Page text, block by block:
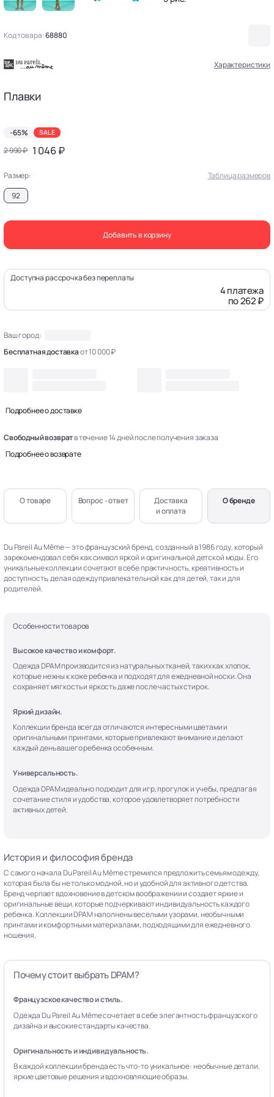
Код товара:68880
Характеристики
Плавки
-65% SALE
2 990 ₽ 1 046 ₽
Размер:
Таблица размеров
92
Добавить в корзину
Доступна рассрочка без переплаты
4 платежа
по 262 ₽
Ваш город:
Бесплатная доставкаот 10 000 ₽
Подробнее о доставке
Свободный возвратв течение 14 дней после получения заказа
Подробнее о возврате
О товаре Вопрос - ответ
Доставка
и оплата
О бренде
Du Pareil Au Même — это французский бренд, созданный в 1986 году, который
зарекомендовал себя как символ яркой и оригинальной детской моды. Его
уникальные коллекции сочетают в себе практичность, креативность и
доступность, делая одежду привлекательной как для детей, так и для
родителей.
Особенности товаров
Высокое качество и комфорт.
Одежда DPAM производится из натуральных тканей, таких как хлопок,
которые нежны к коже ребенка и подходят для ежедневной носки. Она
сохраняет мягкость и яркость даже после частых стирок.
Яркий дизайн.
Коллекции бренда всегда отличаются интересными цветами и
оригинальными принтами, которые привлекают внимание и делают
каждый день вашего ребенка особенным.
Универсальность.
Одежда DPAM идеально подходит для игр, прогулок и учебы, предлагая
сочетание стиля и удобства, которое удовлетворяет потребности
активных детей.
История и философия бренда
С самого начала Du Pareil Au Même стремился предложить семьям одежду,
которая была бы не только модной, но и удобной для активного детства.
Бренд черпает вдохновение в детском воображении и создает яркие и
оригинальные вещи, которые подчеркивают индивидуальность каждого
ребенка. Коллекции DPAM наполнены веселыми узорами, необычными
принтами и комфортными материалами, подходящими для ежедневного
ношения.
Почему стоит выбрать DPAM?
Французское качество и стиль.
Одежда Du Pareil Au Même сочетает в себе элегантность французского
дизайна и высокие стандарты качества.
Оригинальность и индивидуальность.
В каждой коллекции бренда есть что-то уникальное: необычные детали,
яркие цветовые решения и вдохновляющие образы.